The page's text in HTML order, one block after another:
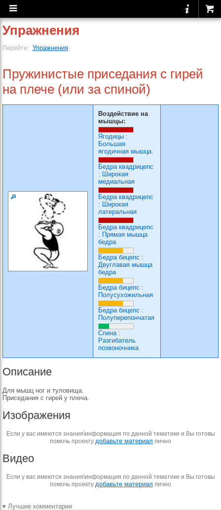
Упражнения
Перейти: Упражнения
Пружинистые приседания с гирей
на плече (или за спиной)
Воздействие на
мышцы:
Ягодицы :
Большая
ягодичная мышца.
Бедра квадрицепс
: Широкая
медиальная
Бедра квадрицепс
: Широкая
латеральная
Бедра квадрицепс
: Прямая мышца
бедра
Бедра бицепс :
Двуглавая мышца
бедра
Бедра бицепс :
Полусухожильная
Бедра бицепс :
Полуперепончатая
Спина:
Разгибатель
позвоночника
Описание
Для мышц ног и туловища.
Приседания с гирей у плеча.
Изображения
Если у вас имеются знания\информация по данной тематике и Вы готовы
помочь проекту добавьте материал лично
Видео
Если у вас имеются знания\информация по данной тематике и Вы готовы
помочь проекту добавьте материал лично
▾ Лучшие комментарии